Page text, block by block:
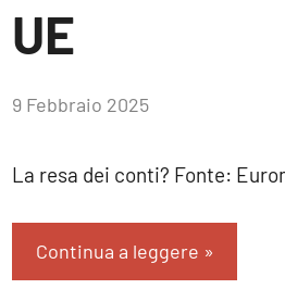
UE
di
9 Febbraio 2025
La resa dei conti? Fonte:
Continua a leggere